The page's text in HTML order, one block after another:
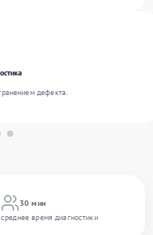
30 мин
среднее время диагностики
дефекта.